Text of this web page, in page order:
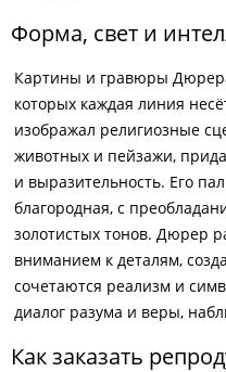
Форма, свет и
Картины и гравюры
которых каждая линия
изображал религиозные
животных и пейзажи,
и выразительность. Его
благородная, с
золотистых тонов. Дюрер
вниманием к деталям,
сочетаются реализм и
диалог разума и веры,
Как заказать